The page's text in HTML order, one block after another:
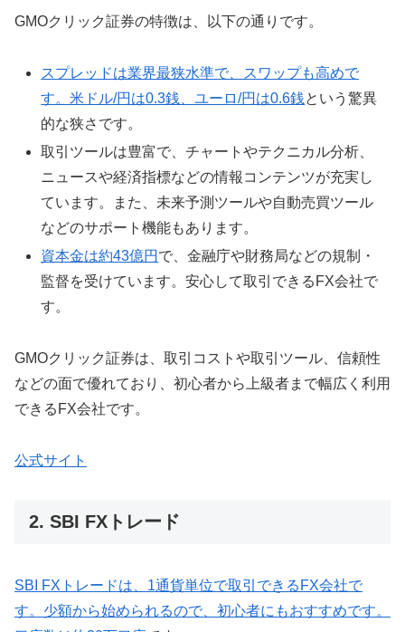
GMOクリック証券の特徴は、以下の通りです。
スプレッドは業界最狭水準で、スワップも高めで
す。米ドル/円は0.3銭、ユーロ/円は0.6銭という驚異
的な狭さです。
取引ツールは豊富で、チャートやテクニカル分析、
ニュースや経済指標などの情報コンテンツが充実し
ています。また、未来予測ツールや自動売買ツール
などのサポート機能もあります。
資本金は約43億円 で、金融庁や財務局などの規制・
監督を受けています。安心して取引できるFX会社で
す。
GMOクリック証券は、取引コストや取引ツール、信頼性
などの面で優れており、初心者から上級者まで幅広く利用
できるFX会社です。
公式サイト
2. SBI FXトレード
SBI FXトレードは、1通貨単位で取引できるFX会社で
す。少額から始められるので、初心者にもおすすめです。